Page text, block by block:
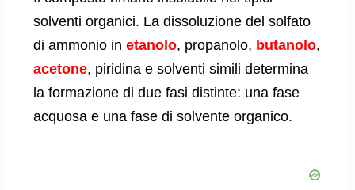
solventi organici. La dissoluzione del solfato
di ammonio in etanolo, propanolo, butanolo,
acetone, piridina e solventi simili determina
la formazione di due fasi distinte: una fase
acquosa e una fase di solvente organico.